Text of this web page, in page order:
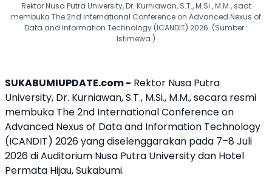
Rektor Nusa Putra University, Dr. Kurniawan, S.T., M.Si., M.M., saat
membuka The 2nd International Conference on Advanced Nexus of
Data and Information Technology (ICANDIT) 2026. (Sumber :
Istimewa.)
SUKABUMIUPDATE.com - Rektor Nusa Putra
University, Dr. Kurniawan, S.T., M.Si., M.M., secara resmi
membuka The 2nd International Conference on
Advanced Nexus of Data and Information Technology
(ICANDIT) 2026 yang diselenggarakan pada 7–8 Juli
2026 di Auditorium Nusa Putra University dan Hotel
Permata Hijau, Sukabumi.